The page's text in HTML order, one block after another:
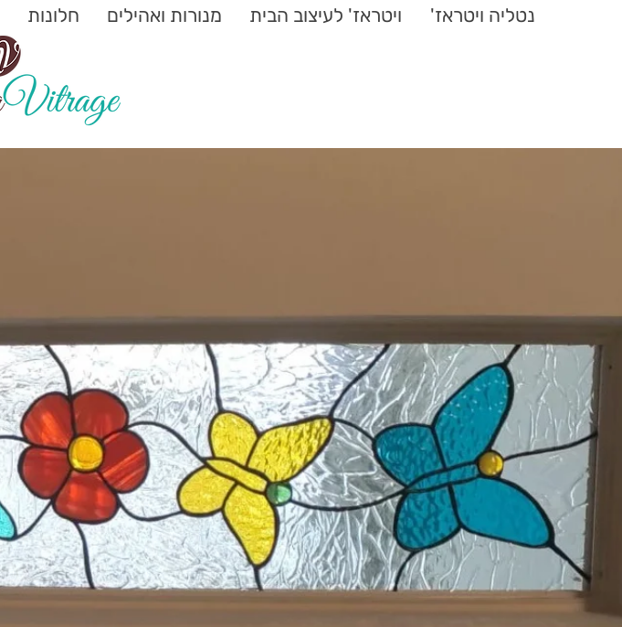
נטליה ויטראז' ויטראז' לעיצוב הבית מנורות ואהילים חלונות